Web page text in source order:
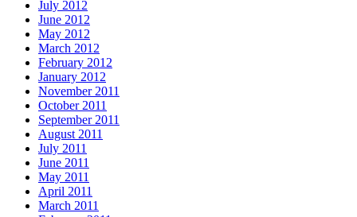
July 2012
June 2012
May 2012
March 2012
February 2012
January 2012
November 2011
October 2011
September 2011
August 2011
July 2011
June 2011
May 2011
April 2011
March 2011